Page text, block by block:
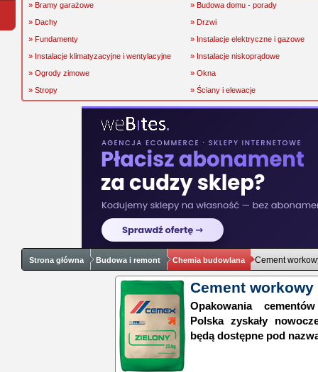
» Bramy garażowe
» Budowa domu - porady
» Dachy
» Drzwi
» Fundamenty
» Instalacje elektryczne i gazowe
» Instalacje klimatyzacyjne i wentylacyjne
» Instalacje niskoprądowe
» Ogrody zimowe
» Okna
» Stropy
» Ściany i elewacje
Strona główna Budowa i remont Chemia budowlana Cement
Cement workowy
Opakowania
Polska zyskały
będą dostępne pod